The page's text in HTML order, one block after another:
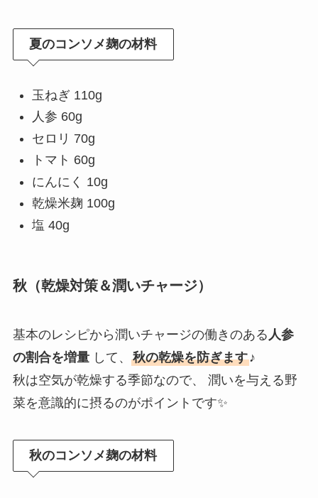
夏のコンソメ麹の材料
玉ねぎ 110g
人参 60g
セロリ 70g
トマト 60g
にんにく 10g
乾燥米麹 100g
塩 40g
秋（乾燥対策＆潤いチャージ）
基本のレシピから潤いチャージの働きのある 人参
の割合を増量して、 秋の乾燥を防ぎます♪
秋は空気が乾燥する季節なので、 潤いを与える野
菜を意識的に摂るのがポイントです✨
秋のコンソメ麹の材料